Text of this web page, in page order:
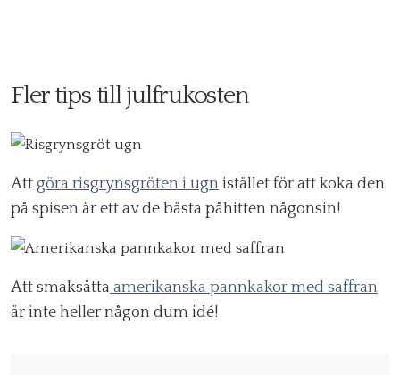
Fler tips till julfrukosten
Att göra risgrynsgröten i ugn istället för att koka den
på spisen är ett av de bästa påhitten någonsin!
Att smaksätta amerikanska pannkakor med saffran
är inte heller någon dum idé!